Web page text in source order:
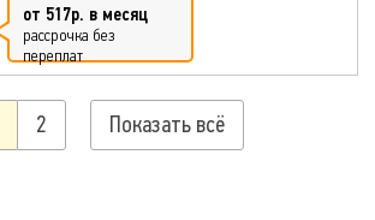
от 517р. в месяц
рассрочка без
переплат
2 Показать всё